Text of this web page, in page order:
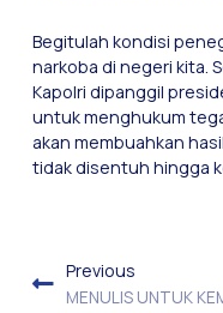
Begitulah kondisi
narkoba di negeri kita.
Kapolri dipanggil
untuk menghukum
akan membuahkan
tidak disentuh hingga
Previous